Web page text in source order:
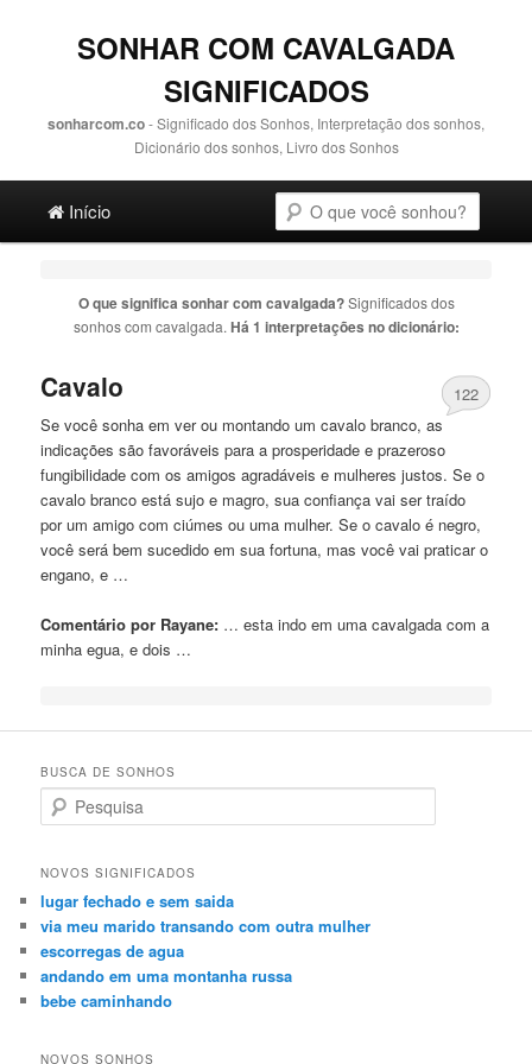
SONHAR COM CAVALGADA
SIGNIFICADOS
sonharcom.co- Significado dos Sonhos, Interpretação dos sonhos,
Dicionário dos sonhos, Livro dos Sonhos
Ir para o conteúdo principal
Ir para o conteúdo secundário
Início
O que significa sonhar com cavalgada?Significados dos
sonhos com cavalgada. Há 1 interpretações no dicionário:
Cavalo
122
Se você sonha em ver ou montando um cavalo branco, as
indicações são favoráveis ​​para a prosperidade e prazeroso
fungibilidade com os amigos agradáveis ​​e mulheres justos. Se o
cavalo branco está sujo e magro, sua confiança vai ser traído
por um amigo com ciúmes ou uma mulher. Se o cavalo é negro,
você será bem sucedido em sua fortuna, mas você vai praticar o
engano, e …
Comentário por Rayane: … esta indo em umacavalgada com a
minha egua, e dois …
BUSCA DE SONHOS
Search
NOVOS SIGNIFICADOS
lugar fechado e sem saida
via meu marido transando com outra mulher
escorregas de agua
andando em uma montanha russa
bebe caminhando
NOVOS SONHOS